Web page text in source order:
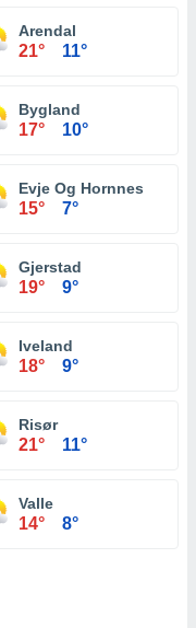
Arendal
21° 11°
Bygland
17° 10°
Evje Og Hornnes
15° 7°
Gjerstad
19° 9°
Iveland
18° 9°
Risør
21° 11°
Valle
14° 8°